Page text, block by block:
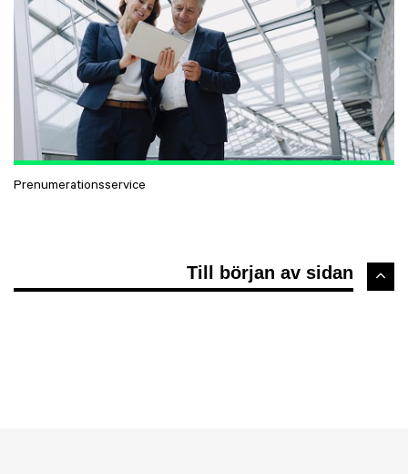
Prenumerationsservice
Till början av sidan